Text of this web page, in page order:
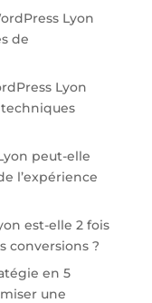
Lyon
de
Lyon
peut-elle
l’expérience
est-elle 2 fois
conversions ?
en 5
une